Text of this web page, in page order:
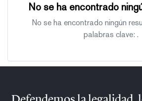
No se ha encontrado
No se ha encontrado ningún
palabras clave: .